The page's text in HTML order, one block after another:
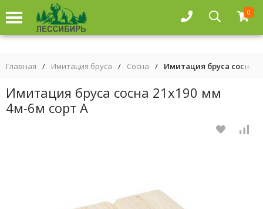
0
Главная / Имитация бруса / Сосна / Имитация бруса сосна
Имитация бруса сосна 21х190 мм
4м-6м сорт А